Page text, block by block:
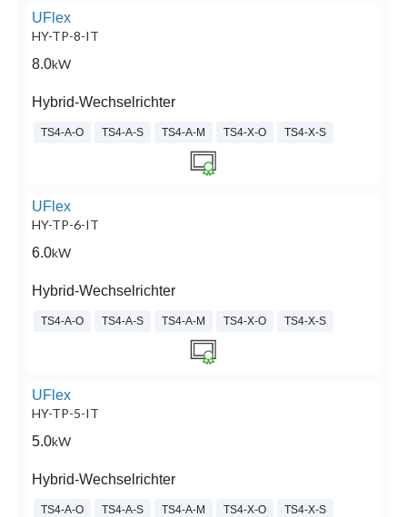
UFlex
HY-TP-8-IT
8.0kW
Hybrid-Wechselrichter
TS4-A-O TS4-A-S TS4-A-M TS4-X-O TS4-X-S
UFlex
HY-TP-6-IT
6.0kW
Hybrid-Wechselrichter
TS4-A-O TS4-A-S TS4-A-M TS4-X-O TS4-X-S
UFlex
HY-TP-5-IT
5.0kW
Hybrid-Wechselrichter
TS4-A-O TS4-A-S TS4-A-M TS4-X-O TS4-X-S